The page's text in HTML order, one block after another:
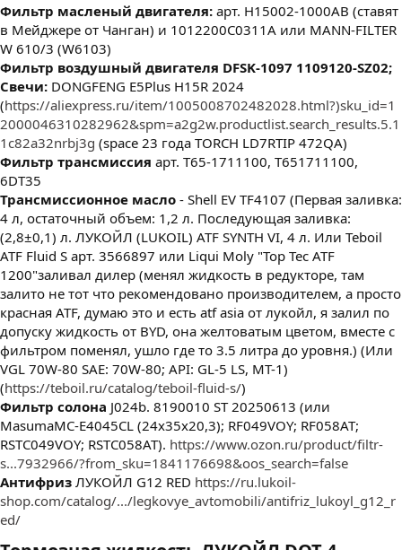
Фильтр масленый двигателя: арт. H15002-1000AB (ставят
в Мейджере от Чанган) и 1012200С0311А или MANN-FILTER
W 610/3 (W6103)
Фильтр воздушный двигателя DFSK-1097 1109120-SZ02;
Свечи: DONGFENG E5Plus H15R 2024
(https://aliexpress.ru/item/1005008702482028.html?)sku_id=1
2000046310282962&spm=a2g2w.productlist.search_results.5.1
1c82a32nrbj3g (space 23 года TORCH LD7RTIP 472QA)
Фильтр трансмиссия арт. T65-1711100, T651711100,
6DT35
Трансмиссионное масло - Shell EV TF4107 (Первая заливка:
4 л, остаточный объем: 1,2 л. Последующая заливка:
(2,8±0,1) л. ЛУКОЙЛ (LUKOIL) ATF SYNTH VI, 4 л. Или Teboil
ATF Fluid S арт. 3566897 или Liqui Moly "Top Tec ATF
1200"заливал дилер (менял жидкость в редукторе, там
залито не тот что рекомендовано производителем, а просто
красная ATF, думаю это и есть atf asia от лукойл, я залил по
допуску жидкость от BYD, она желтоватым цветом, вместе с
фильтром поменял, ушло где то 3.5 литра до уровня.) (Или
VGL 70W-80 SAE: 70W-80; API: GL-5 LS, MT-1)
(https://teboil.ru/catalog/teboil-fluid-s/)
Фильтр солона J024b. 8190010 ST 20250613 (или
MasumaMC-E4045CL (24х35х20,3); RF049VOY; RF058AT;
RSTC049VOY; RSTC058AT). https://www.ozon.ru/product/filtr-
s...7932966/?from_sku=1841176698&oos_search=false
Антифриз ЛУКОЙЛ G12 RED https://ru.lukoil-
shop.com/catalog/.../legkovye_avtomobili/antifriz_lukoyl_g12_r
ed/